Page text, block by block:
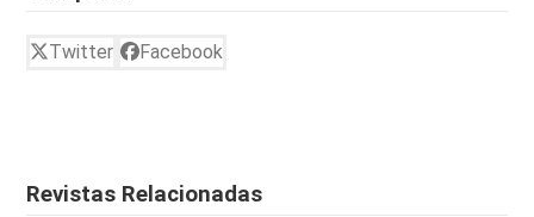
Twitter Facebook
Revistas Relacionadas